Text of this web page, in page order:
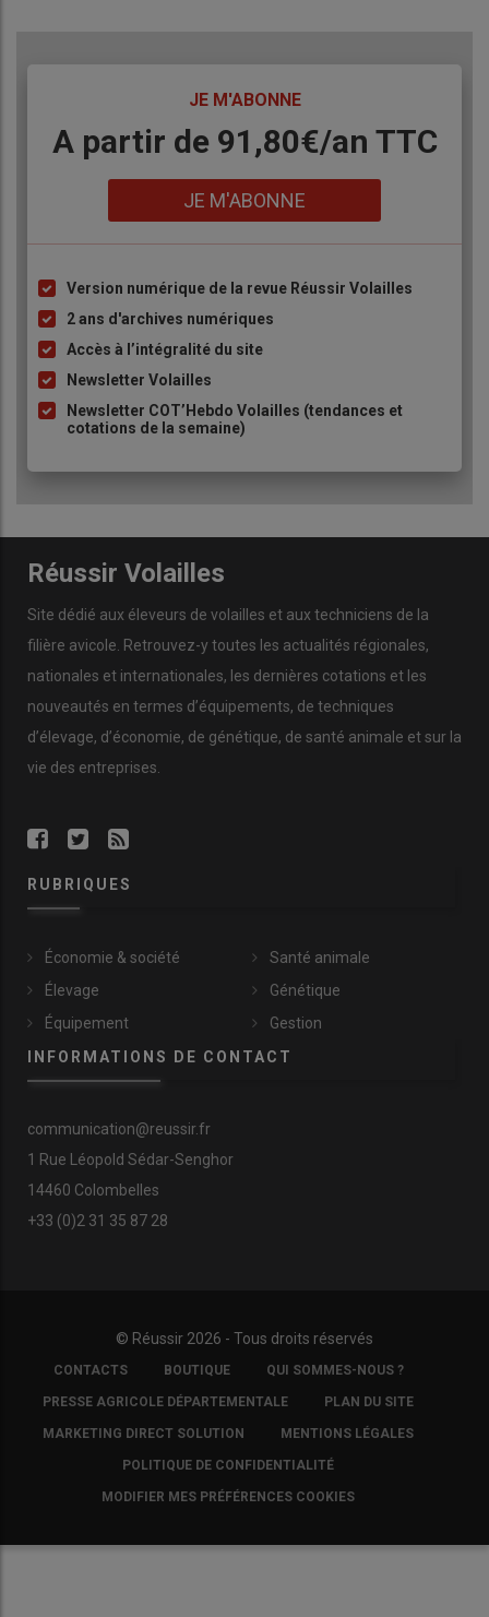
JE M'ABONNE
Body
A partir de 91,80€/an​ TTC
JE M'ABONNE
Liste
à
puce
Version numérique de la revue Réussir Volailles
2 ans d'archives numériques
Accès à l’intégralité du site
Newsletter Volailles
Newsletter COT’Hebdo Volailles (tendances et
cotations de la semaine)
Réussir Volailles
Site dédié aux éleveurs de volailles et aux techniciens de la
filière avicole. Retrouvez-y toutes les actualités régionales,
nationales et internationales, les dernières cotations et les
nouveautés en termes d’équipements, de techniques
d’élevage, d’économie, de génétique, de santé animale et sur la
vie des entreprises.
RUBRIQUES
Économie & société
Élevage
Équipement
Santé animale
Génétique
Gestion
INFORMATIONS DE CONTACT
communication@reussir.fr
1 Rue Léopold Sédar-Senghor
14460 Colombelles
+33 (0)2 31 35 87 28
© Réussir 2026 - Tous droits réservés
FOOTER
COPYRIGHT
CONTACTS BOUTIQUE QUI SOMMES-NOUS ?
PRESSE AGRICOLE DÉPARTEMENTALE PLAN DU SITE
MARKETING DIRECT SOLUTION MENTIONS LÉGALES
POLITIQUE DE CONFIDENTIALITÉ
MODIFIER MES PRÉFÉRENCES COOKIES